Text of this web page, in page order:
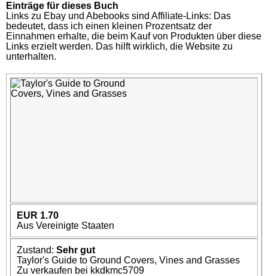
Einträge für dieses Buch
Links zu Ebay und Abebooks sind Affiliate-Links: Das
bedeutet, dass ich einen kleinen Prozentsatz der
Einnahmen erhalte, die beim Kauf von Produkten über diese
Links erzielt werden. Das hilft wirklich, die Website zu
unterhalten.
EUR 1.70
Aus Vereinigte Staaten
Zustand: Sehr gut
Taylor's Guide to Ground Covers, Vines and Grasses
Zu verkaufen bei kkdkmc5709